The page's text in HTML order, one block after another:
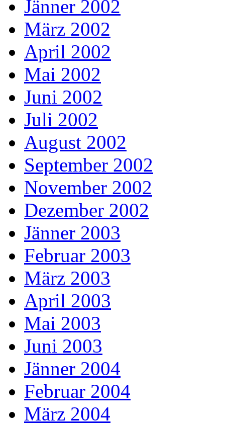
Jänner 2002
März 2002
April 2002
Mai 2002
Juni 2002
Juli 2002
August 2002
September 2002
November 2002
Dezember 2002
Jänner 2003
Februar 2003
März 2003
April 2003
Mai 2003
Juni 2003
Jänner 2004
Februar 2004
März 2004